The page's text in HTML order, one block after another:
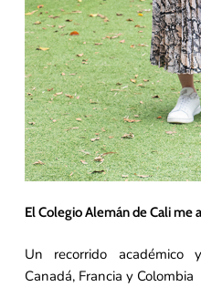
El Colegio Alemán de Cali me
Un recorrido académico
Canadá, Francia y Colombia